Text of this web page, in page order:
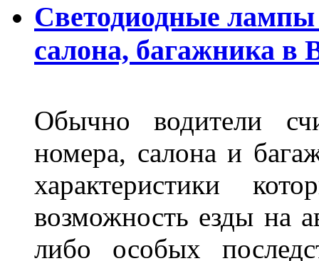
Светодиодные лампы
салона, багажника в
Обычно водители
номера, салона и
характеристики
возможность езды на
либо особых